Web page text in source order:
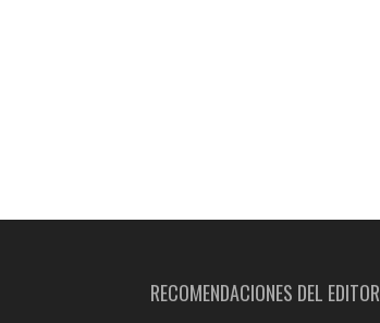
RECOMENDACIONES DEL EDITOR